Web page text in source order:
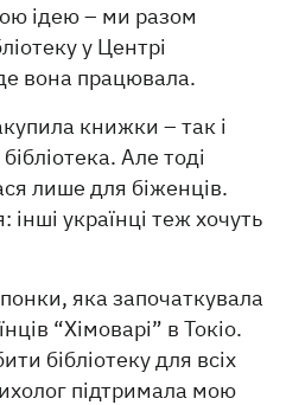
ідею – ми разом
у Центрі
вона працювала.
книжки – так і
Але тоді
лише для біженців.
українці теж хочуть
яка започаткувала
“Хімоварі” в Токіо.
бібліотеку для всіх
підтримала мою